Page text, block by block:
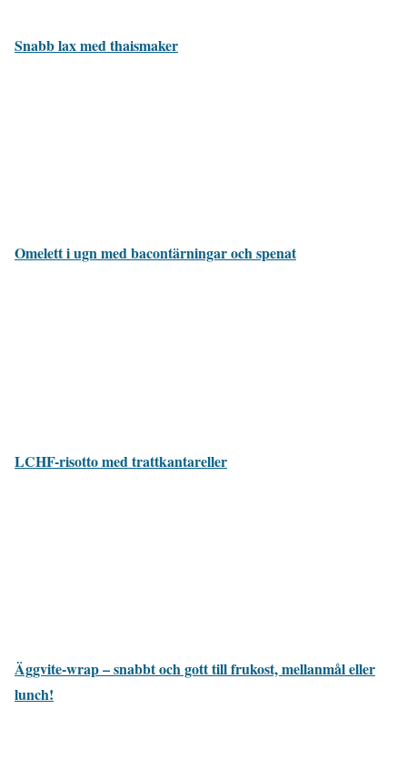
Snabb lax med thaismaker
Omelett i ugn med bacontärningar och spenat
LCHF-risotto med trattkantareller
Äggvite-wrap – snabbt och gott till frukost, mellanmål eller
lunch!